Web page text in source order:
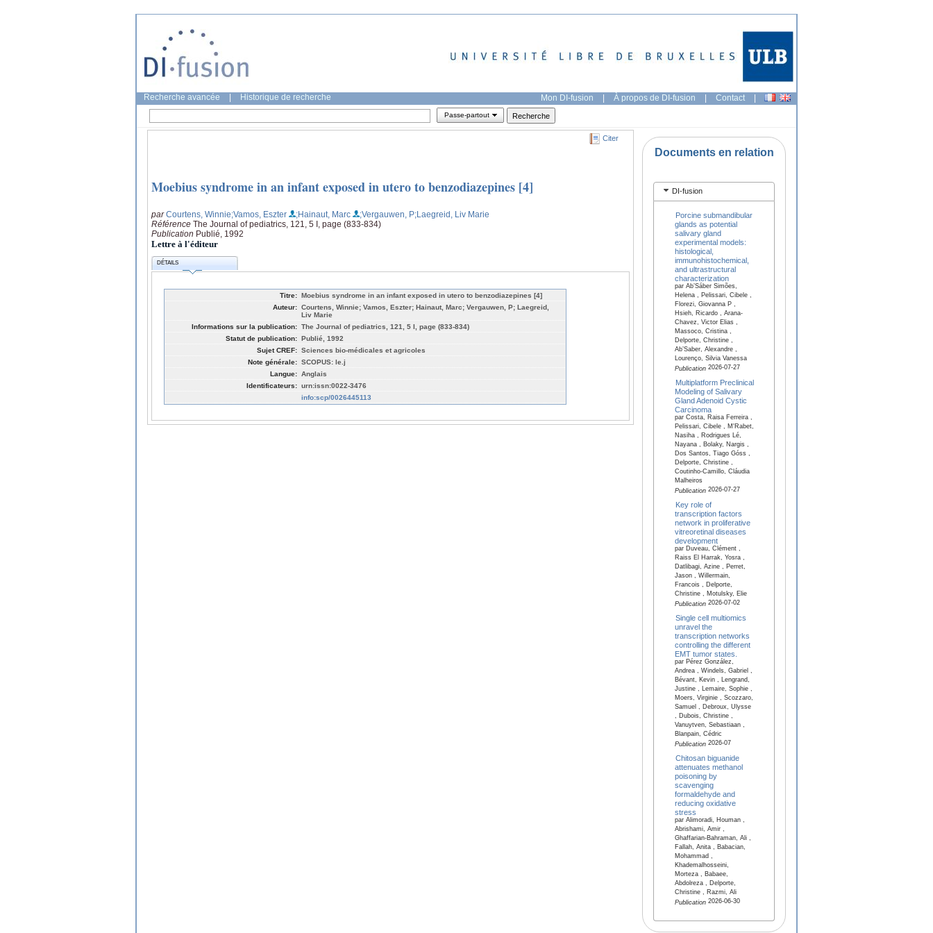
Recherche avancée Historique de recherche Mon DI-fusion | À propos de DI-fusion | Contact |
Passe-partout
Citer
Moebius syndrome in an infant exposed in utero to benzodiazepines [4]
parCourtens, Winnie;Vamos, Eszter ;Hainaut, Marc ;Vergauwen, P;Laegreid, Liv Marie
Référence The Journal of pediatrics, 121, 5 I, page (833-834)
Publication Publié, 1992
Lettre à l'éditeur
DÉTAILS
Titre: Moebius syndrome in an infant exposed in utero to benzodiazepines [4]
Auteur: Courtens, Winnie; Vamos, Eszter; Hainaut, Marc; Vergauwen, P; Laegreid,
Liv Marie
Informations sur la publication: The Journal of pediatrics, 121, 5 I, page (833-834)
Statut de publication: Publié, 1992
Sujet CREF: Sciences bio-médicales et agricoles
Note générale: SCOPUS: le.j
Langue: Anglais
Identificateurs: urn:issn:0022-3476
info:scp/0026445113
Documents en relation
DI-fusion
Porcine submandibular
glands as potential
salivary gland
experimental models:
histological,
immunohistochemical,
and ultrastructural
characterization
par Ab’Sáber Simões,
Helena , Pelissari, Cibele ,
Florezi, Giovanna P ,
Hsieh, Ricardo , Arana-
Chavez, Victor Elias ,
Massoco, Cristina ,
Delporte, Christine ,
Ab’Saber, Alexandre ,
Lourenço, Silvia Vanessa
Publication2026-07-27
Multiplatform Preclinical
Modeling of Salivary
Gland Adenoid Cystic
Carcinoma
par Costa, Raisa Ferreira ,
Pelissari, Cibele , M'Rabet,
Nasiha , Rodrigues Lé,
Nayana , Bolaky, Nargis ,
Dos Santos, Tiago Góss ,
Delporte, Christine ,
Coutinho-Camillo, Cláudia
Malheiros
Publication2026-07-27
Key role of
transcription factors
network in proliferative
vitreoretinal diseases
development
par Duveau, Clément ,
Raiss El Harrak, Yosra ,
Datlibagi, Azine , Perret,
Jason , Willermain,
Francois , Delporte,
Christine , Motulsky, Elie
Publication2026-07-02
Single cell multiomics
unravel the
transcription networks
controlling the different
EMT tumor states.
par Pérez González,
Andrea , Windels, Gabriel ,
Bévant, Kevin , Lengrand,
Justine , Lemaire, Sophie ,
Moers, Virginie , Scozzaro,
Samuel , Debroux, Ulysse
, Dubois, Christine ,
Vanuytven, Sebastiaan ,
Blanpain, Cédric
Publication2026-07
Chitosan biguanide
attenuates methanol
poisoning by
scavenging
formaldehyde and
reducing oxidative
stress
par Alimoradi, Houman ,
Abrishami, Amir ,
Ghaffarian-Bahraman, Ali ,
Fallah, Anita , Babacian,
Mohammad ,
Khademalhosseini,
Morteza , Babaee,
Abdolreza , Delporte,
Christine , Razmi, Ali
Publication2026-06-30